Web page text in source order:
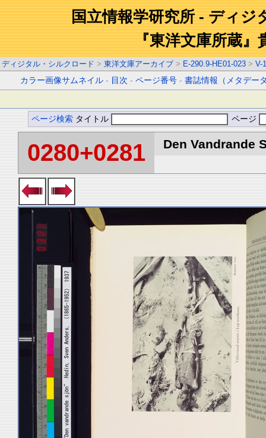
国立情報学研究所 - ディジ
『東洋文庫所蔵』
ディジタル・シルクロード > 東洋文庫アーカイブ > E-290.9-HE01-023 > V-1
カラー画像サムネイル - 目次 -ページ番号 -書誌情報（メタデー
ページ検索 タイトル ページ
0280+0281 Den Vandrande